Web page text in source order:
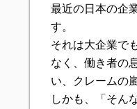
最近の日本の企
す。
それは大企業で
なく、働き者の
い、クレームの
しかも、「そん